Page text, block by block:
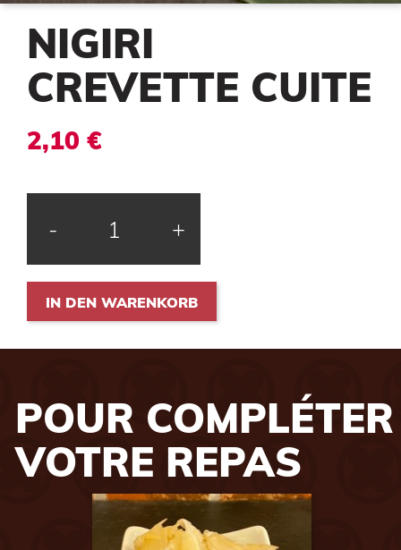
NIGIRI
CREVETTE CUITE
2,10 €
- +
IN DEN WARENKORB
POUR COMPLÉTER
VOTRE REPAS